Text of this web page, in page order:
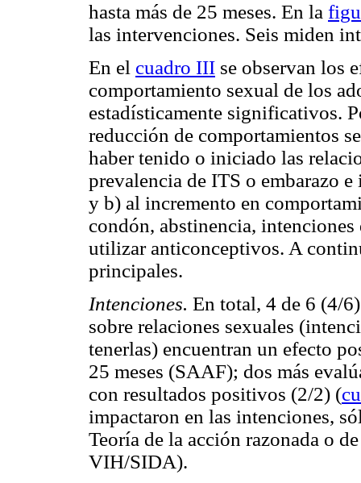
hasta más de 25 meses. En la
las intervenciones. Seis miden
En el cuadro III se observan los
comportamiento sexual de los
estadísticamente significativos.
reducción de comportamientos
haber tenido o iniciado las
prevalencia de ITS o embarazo
y b) al incremento en
condón, abstinencia, intenciones
utilizar anticonceptivos. A
principales.
Intenciones. En total, 4 de 6 (4/
sobre relaciones sexuales
tenerlas) encuentran un efecto
25 meses (SAAF); dos más
con resultados positivos (2/2) (
impactaron en las intenciones,
Teoría de la acción razonada o
VIH/SIDA).